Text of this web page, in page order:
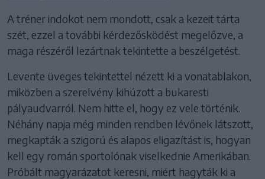
A tréner indokot nem mondott, csak a kezeit tárta
szét, ezzel a további kérdezősködést megelőzve, a
maga részéről lezártnak tekintette a beszélgetést.
Levente üveges tekintettel nézett ki a vonatablakon,
miközben a szerelvény kihúzott a bukaresti
pályaudvarról. Nem hitte el, hogy ez vele történik.
Néhány napja még minden rendben lévőnek látszott,
megkapták a szigorú és alapos eligazítást is, hogyan
kell egy román sportolónak viselkednie Amerikában.
Próbált magyarázatot keresni, miért hagyták ki a